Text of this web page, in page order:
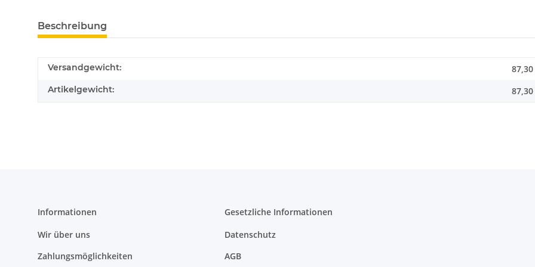
Beschreibung
Versandgewicht:
Artikelgewicht: 87,30
Informationen
Wir über uns
Zahlungsmöglichkeiten
Gesetzliche Informationen
Datenschutz
AGB